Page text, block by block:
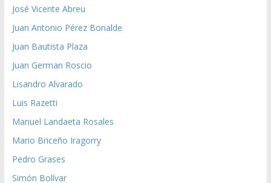
José Vicente Abreu
Juan Antonio Pérez Bonalde
Juan Bautista Plaza
Juan German Roscio
Lisandro Alvarado
Luis Razetti
Manuel Landaeta Rosales
Mario Briceño Iragorry
Pedro Grases
Simón Bolívar